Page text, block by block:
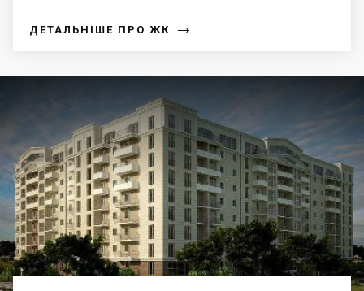
ДЕТАЛЬНІШЕ ПРО ЖК →